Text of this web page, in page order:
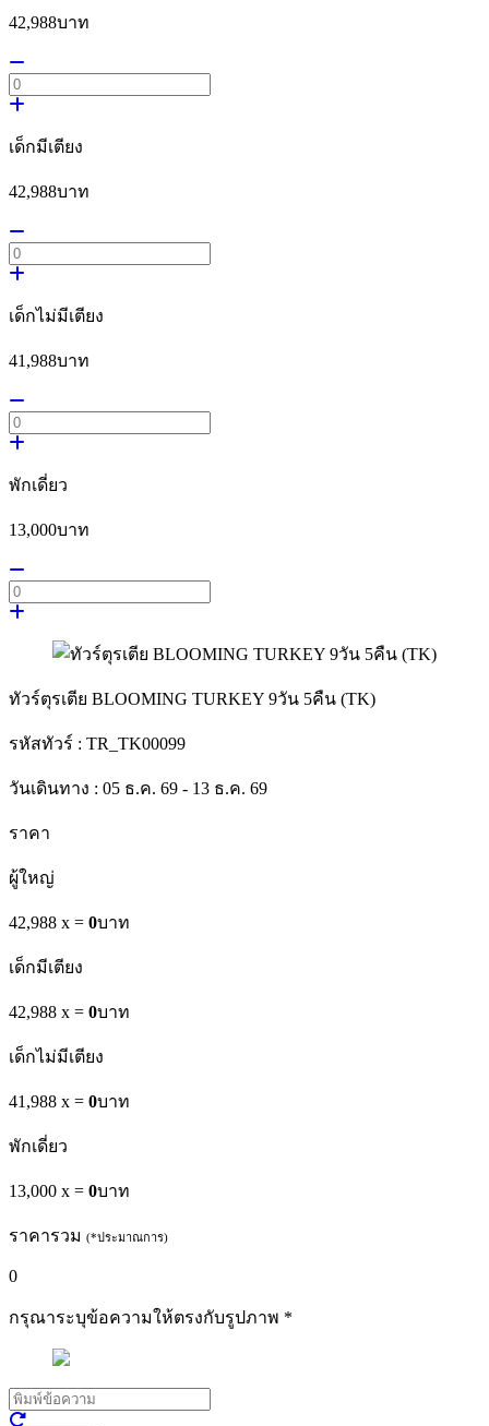
42,988บาท
เด็กมีเตียง
42,988บาท
เด็กไม่มีเตียง
41,988บาท
พักเดี่ยว
13,000บาท
ทัวร์ตุรเตีย BLOOMING TURKEY 9วัน 5คืน (TK)
รหัสทัวร์ : TR_TK00099
วันเดินทาง : 05 ธ.ค. 69 - 13 ธ.ค. 69
ราคา
ผู้ใหญ่
42,988 x = 0บาท
เด็กมีเตียง
42,988 x = 0บาท
เด็กไม่มีเตียง
41,988 x = 0บาท
พักเดี่ยว
13,000 x = 0บาท
ราคารวม (*ประมาณการ)
0
กรุณาระบุข้อความให้ตรงกับรูปภาพ *